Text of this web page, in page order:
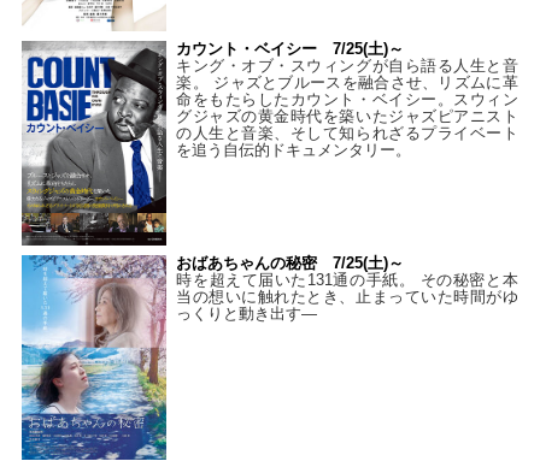
カウント・ベイシー 7/25(土)～
キング・オブ・スウィングが自ら語る人生と音
楽。 ジャズとブルースを融合させ、リズムに革
命をもたらしたカウント・ベイシー。スウィン
グジャズの黄金時代を築いたジャズピアニスト
の人生と音楽、そして知られざるプライベート
を追う自伝的ドキュメンタリー。
おばあちゃんの秘密 7/25(土)～
時を超えて届いた131通の手紙。 その秘密と本
当の想いに触れたとき、止まっていた時間がゆ
っくりと動き出す―